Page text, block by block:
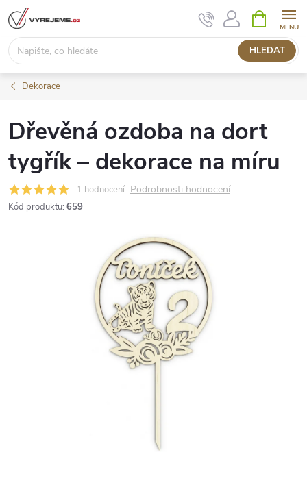
Přejít
na
obsah
HLEDAT
NÁKUPNÍ
KOŠÍK
Dekorace
Dřevěná ozdoba na dort
tygřík – dekorace na míru
1 hodnocení Podrobnosti hodnocení
Kód produktu: 659